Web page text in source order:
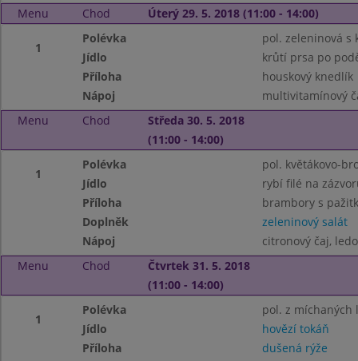
Menu
Chod Úterý 29. 5. 2018 (11:00 - 14:00)
1
Polévka
pol. zeleninová s
Jídlo
krůtí prsa po
Příloha
houskový knedlík
Nápoj
multivitamínový
Menu
Chod
Středa 30. 5. 2018
(11:00 - 14:00)
1
Polévka
pol. květákovo-
Jídlo
rybí filé na
Příloha
brambory s
Doplněk
zeleninový salát
Nápoj
citronový čaj,
Menu
Chod
Čtvrtek 31. 5. 2018
(11:00 - 14:00)
1
Polévka
pol. z míchaných
Jídlo
hovězí tokáň
Příloha
dušená rýže